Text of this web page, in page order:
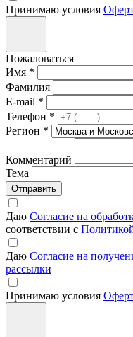
Принимаю условия
Пожаловаться
Имя *
Фамилия
E-mail *
Телефон *
Регион *
Комментарий
Тема
Отправить
Даю Согласие на
соответствии с
Даю Согласие на
рассылки
Принимаю условия